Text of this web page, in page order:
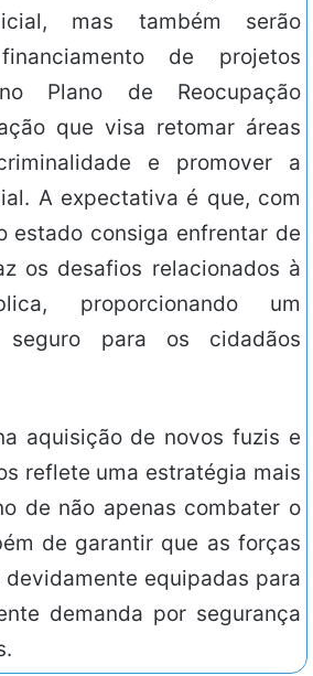
mas também serão
de projetos
Plano de Reocupação
que visa retomar áreas
e promover a
A expectativa é que, com
estado consiga enfrentar de
os desafios relacionados à
proporcionando um
seguro para os cidadãos
aquisição de novos fuzis e
reflete uma estratégia mais
de não apenas combater o
de garantir que as forças
equipadas para
demanda por segurança